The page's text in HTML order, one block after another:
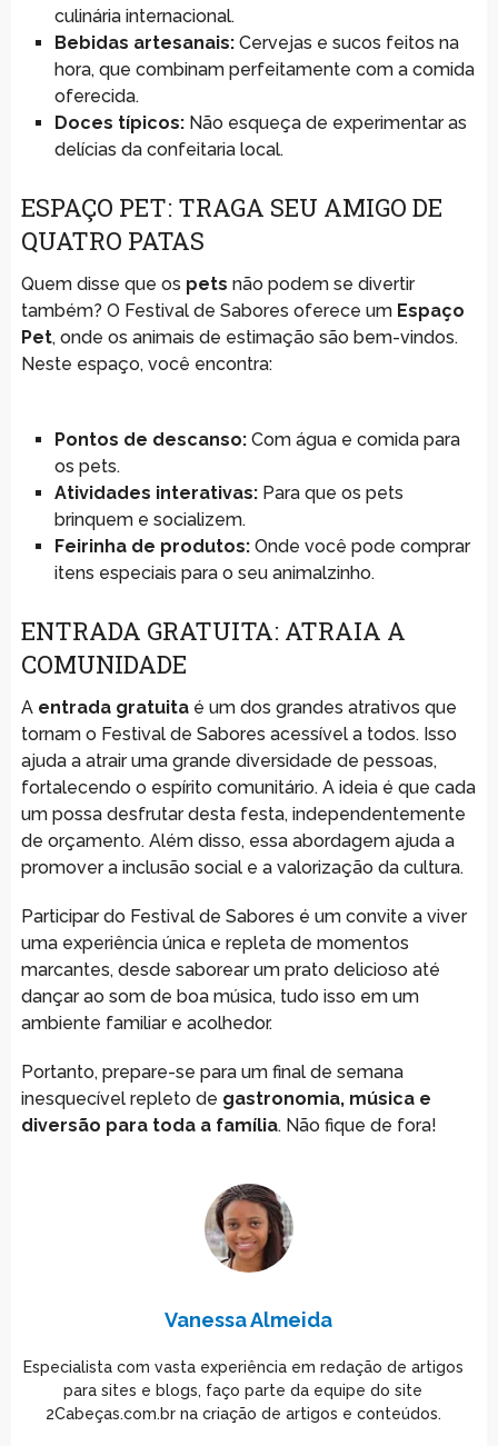
culinária internacional.
Bebidas artesanais:Cervejas e sucos feitos na
hora, que combinam perfeitamente com a comida
oferecida.
Doces típicos:Não esqueça de experimentar as
delícias da confeitaria local.
ESPAÇO PET: TRAGA SEU AMIGO DE
QUATRO PATAS
Quem disse que os pets não podem se divertir
também? O Festival de Sabores oferece um Espaço
Pet, onde os animais de estimação são bem-vindos.
Neste espaço, você encontra:
Pontos de descanso:Com água e comida para
os pets.
Atividades interativas:Para que os pets
brinquem e socializem.
Feirinha de produtos:Onde você pode comprar
itens especiais para o seu animalzinho.
ENTRADA GRATUITA: ATRAIA A
COMUNIDADE
A entrada gratuitaé um dos grandes atrativos que
tornam o Festival de Sabores acessível a todos. Isso
ajuda a atrair uma grande diversidade de pessoas,
fortalecendo o espírito comunitário. A ideia é que cada
um possa desfrutar desta festa, independentemente
de orçamento. Além disso, essa abordagem ajuda a
promover a inclusão social e a valorização da cultura.
Participar do Festival de Sabores é um convite a viver
uma experiência única e repleta de momentos
marcantes, desde saborear um prato delicioso até
dançar ao som de boa música, tudo isso em um
ambiente familiar e acolhedor.
Portanto, prepare-se para um final de semana
inesquecível repleto de gastronomia, música e
diversão para toda a família. Não fique de fora!
Vanessa Almeida
Especialista com vasta experiência em redação de artigos
para sites e blogs, faço parte da equipe do site
2Cabeças.com.br na criação de artigos e conteúdos.